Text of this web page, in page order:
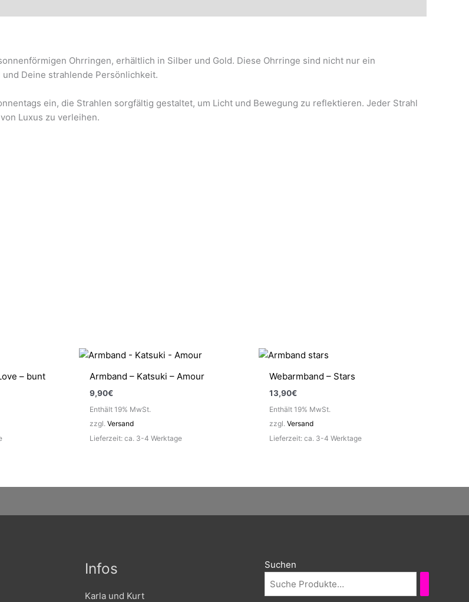
Ohrringen, erhältlich in Silber und Gold. Diese Ohrringe sind nicht nur ein
Deine strahlende Persönlichkeit.
ein, die Strahlen sorgfältig gestaltet, um Licht und Bewegung zu reflektieren. Jeder Strahl
Luxus zu verleihen.
– bunt Armband – Katsuki – Amour
9,90€
Enthält 19% MwSt.
zzgl. Versand
Lieferzeit: ca. 3-4 Werktage
Webarmband – Stars
13,90€
Enthält 19% MwSt.
zzgl. Versand
Lieferzeit: ca. 3-4 Werktage
Infos
Karla und Kurt
Suchen